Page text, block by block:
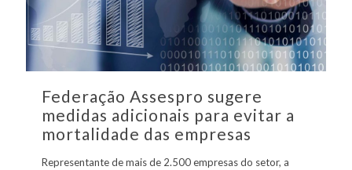
Federação Assespro sugere
medidas adicionais para evitar a
mortalidade das empresas
Representante de mais de 2.500 empresas do setor, a